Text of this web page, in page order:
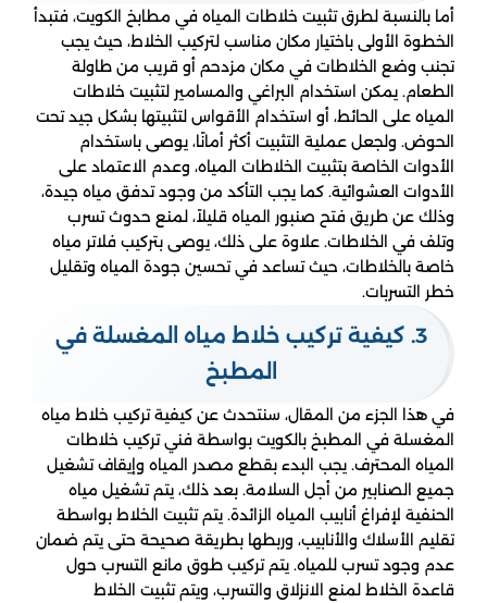
أما بالنسبة لطرق تثبيت خلاطات المياه في مطابخ الكويت، فتبدأ
الخطوة الأولى باختيار مكان مناسب لتركيب الخلاط، حيث يجب
تجنب وضع الخلاطات في مكان مزدحم أو قريب من طاولة
الطعام. يمكن استخدام البراغي والمسامير لتثبيت خلاطات
المياه على الحائط، أو استخدام الأقواس لتثبيتها بشكل جيد تحت
الحوض. ولجعل عملية التثبيت أكثر أمانًا، يوصى باستخدام
الأدوات الخاصة بتثبيت الخلاطات المياه، وعدم الاعتماد على
الأدوات العشوائية. كما يجب التأكد من وجود تدفق مياه جيدة،
وذلك عن طريق فتح صنبور المياه قليلاً، لمنع حدوث تسرب
وتلف في الخلاطات. علاوة على ذلك، يوصى بتركيب فلاتر مياه
خاصة بالخلاطات، حيث تساعد في تحسين جودة المياه وتقليل
خطر التسربات.
3. كيفية تركيب خلاط مياه المغسلة في
المطبخ
في هذا الجزء من المقال، سنتحدث عن كيفية تركيب خلاط مياه
المغسلة في المطبخ بالكويت بواسطة فني تركيب خلاطات
المياه المحترف. يجب البدء بقطع مصدر المياه وإيقاف تشغيل
جميع الصنابير من أجل السلامة. بعد ذلك، يتم تشغيل مياه
الحنفية لإفراغ أنابيب المياه الزائدة. يتم تثبيت الخلاط بواسطة
تقليم الأسلاك والأنابيب، وربطها بطريقة صحيحة حتى يتم ضمان
عدم وجود تسرب للمياه. يتم تركيب طوق مانع التسرب حول
قاعدة الخلاط لمنع الانزلاق والتسرب، ويتم تثبيت الخلاط